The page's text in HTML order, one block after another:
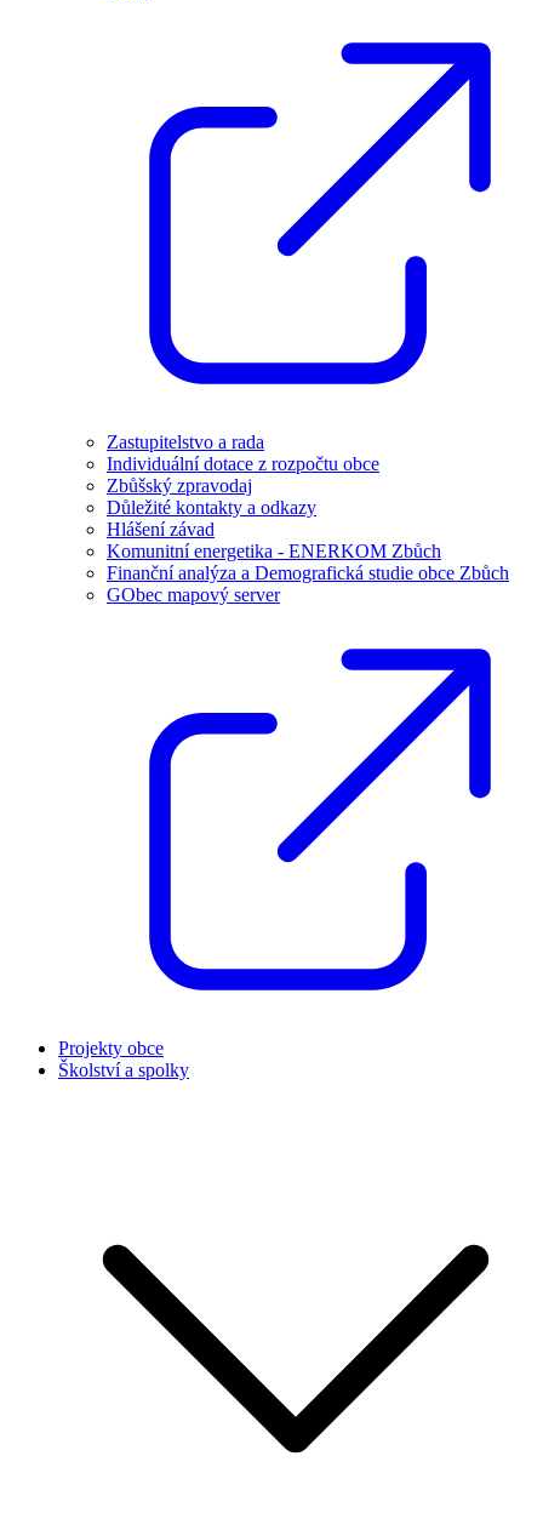
Zastupitelstvo a rada
Individuální dotace z rozpočtu obce
Zbůšský zpravodaj
Důležité kontakty a odkazy
Hlášení závad
Komunitní energetika - ENERKOM Zbůch
Finanční analýza a Demografická studie obce Zbůch
GObec mapový server
Projekty obce
Školství a spolky